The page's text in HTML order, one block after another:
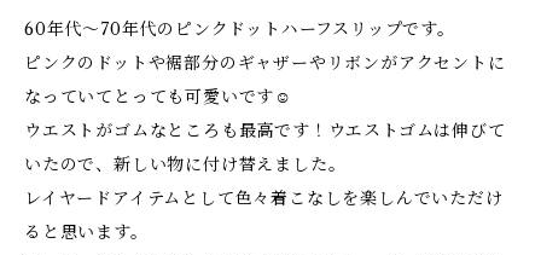
60年代～70年代のピンクドットハーフスリップです。
ピンクのドットや裾部分のギャザーやリボンがアクセントに
なっていてとっても可愛いです☺
ウエストがゴムなところも最高です！ウエストゴムは伸びて
いたので、新しい物に付け替えました。
レイヤードアイテムとして色々着こなしを楽しんでいただけ
ると思います。